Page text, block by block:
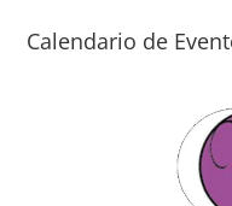
Calendario de